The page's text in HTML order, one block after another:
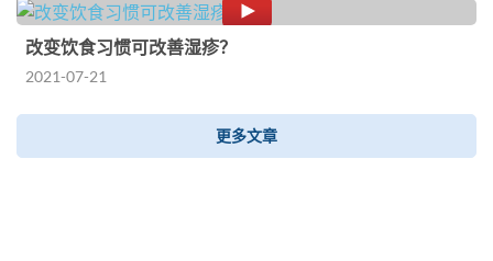
改变饮食习惯可改善湿疹？
2021-07-21
更多文章